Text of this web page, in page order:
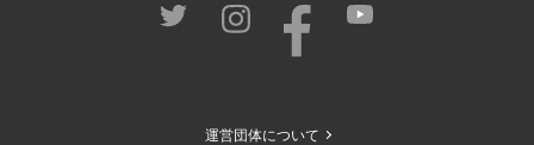
運営団体について